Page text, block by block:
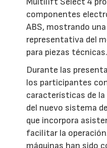
componentes
ABS, mostrando
representativa del
para piezas técnicas.
Durante las
los participantes
características de la
del nuevo sistema
que incorpora
facilitar la
máquinas han sido